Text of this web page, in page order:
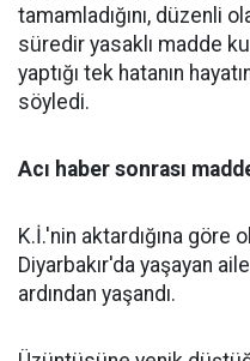
tamamladığını, düzenli
süredir yasaklı madde
yaptığı tek hatanın
söyledi.
Acı haber sonrası
K.İ.'nin aktardığına göre
Diyarbakır'da yaşayan
ardından yaşandı.